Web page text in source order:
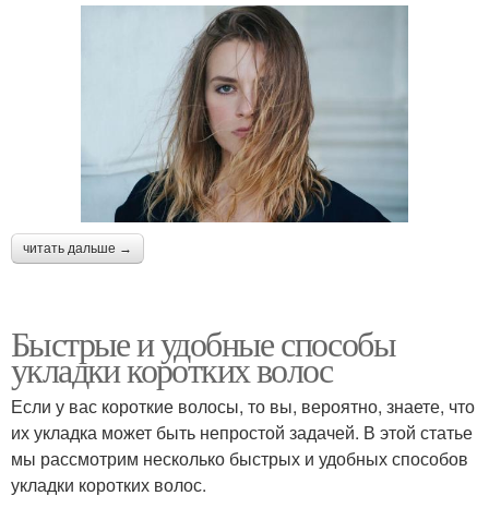
читать дальше →
Быстрые и удобные способы
укладки коротких волос
Если у вас короткие волосы, то вы, вероятно, знаете, что
их укладка может быть непростой задачей. В этой статье
мы рассмотрим несколько быстрых и удобных способов
укладки коротких волос.